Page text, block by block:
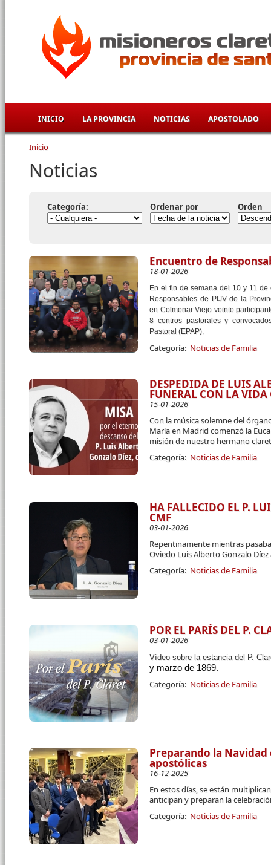
INICIO LA PROVINCIA NOTICIAS APOSTOLADO
Se encuentra usted aquí
Inicio
Noticias
Categoría: Ordenar por Orden
Encuentro de
18-01-2026
En el fin de semana del 10 y 11
Responsables de PIJV de la
en Colmenar Viejo veinte
8 centros pastorales y
Pastoral (EPAP).
Categoría: Noticias de Familia
DESPEDIDA DE LUIS
FUNERAL CON LA VIDA
15-01-2026
Con la música solemne del
María en Madrid comenzó la
misión de nuestro hermano
Categoría: Noticias de Familia
HA FALLECIDO EL P.
CMF
03-01-2026
Repentinamente mientras
Oviedo Luis Alberto Gonzalo
Categoría: Noticias de Familia
POR EL PARÍS DEL P.
03-01-2026
Vídeo sobre la estancia del P.
y marzo de 1869.
Categoría: Noticias de Familia
Preparando la
apostólicas
16-12-2025
En estos días, se están
anticipan y preparan la
Categoría: Noticias de Familia